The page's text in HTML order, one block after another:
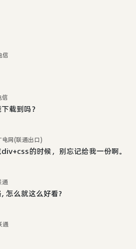
信
载到吗？
网(联通出口)
的时候，别忘记给我一份啊。
通
怎么就这么好看?
通